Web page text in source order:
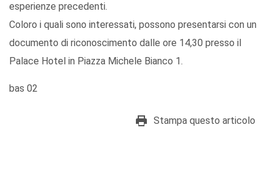
esperienze precedenti.
Coloro i quali sono interessati, possono presentarsi con un
documento di riconoscimento dalle ore 14,30 presso il
Palace Hotel in Piazza Michele Bianco 1.
bas 02
Stampa questo articolo